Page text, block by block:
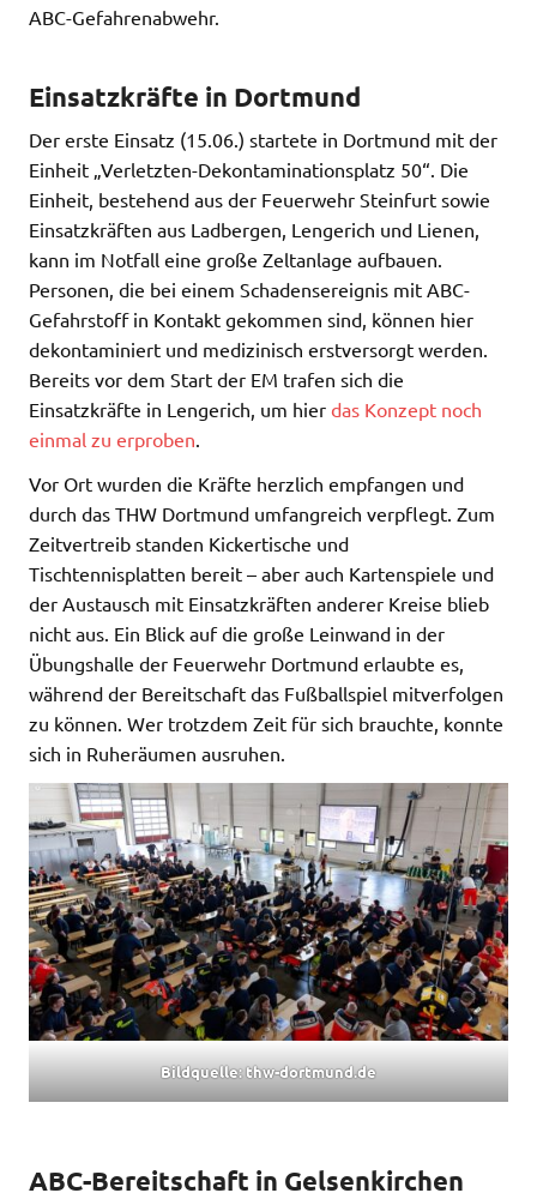
ABC-Gefahrenabwehr.
Einsatzkräfte in Dortmund
Der erste Einsatz (15.06.) startete in Dortmund mit der
Einheit „Verletzten-Dekontaminationsplatz 50“. Die
Einheit, bestehend aus der Feuerwehr Steinfurt sowie
Einsatzkräften aus Ladbergen, Lengerich und Lienen,
kann im Notfall eine große Zeltanlage aufbauen.
Personen, die bei einem Schadensereignis mit ABC-
Gefahrstoff in Kontakt gekommen sind, können hier
dekontaminiert und medizinisch erstversorgt werden.
Bereits vor dem Start der EM trafen sich die
Einsatzkräfte in Lengerich, um hier das Konzept noch
einmal zu erproben.
Vor Ort wurden die Kräfte herzlich empfangen und
durch das THW Dortmund umfangreich verpflegt. Zum
Zeitvertreib standen Kickertische und
Tischtennisplatten bereit – aber auch Kartenspiele und
der Austausch mit Einsatzkräften anderer Kreise blieb
nicht aus. Ein Blick auf die große Leinwand in der
Übungshalle der Feuerwehr Dortmund erlaubte es,
während der Bereitschaft das Fußballspiel mitverfolgen
zu können. Wer trotzdem Zeit für sich brauchte, konnte
sich in Ruheräumen ausruhen.
Bildquelle: thw-dortmund.de
ABC-Bereitschaft in Gelsenkirchen